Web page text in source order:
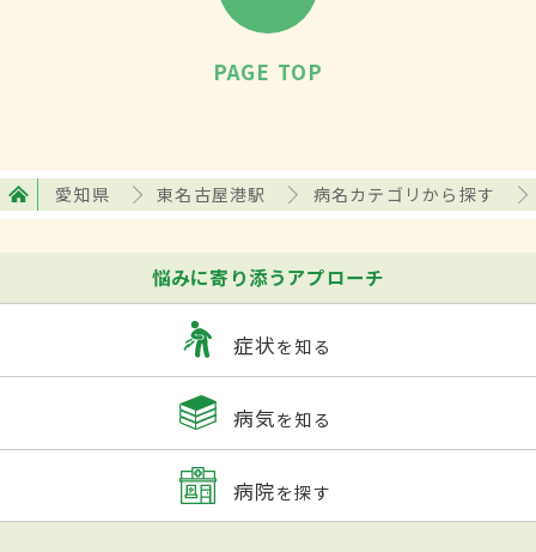
PAGE TOP
愛知県 東名古屋港駅 病名カテゴリから探す
悩みに寄り添うアプローチ
症状を知る
病気を知る
病院を探す